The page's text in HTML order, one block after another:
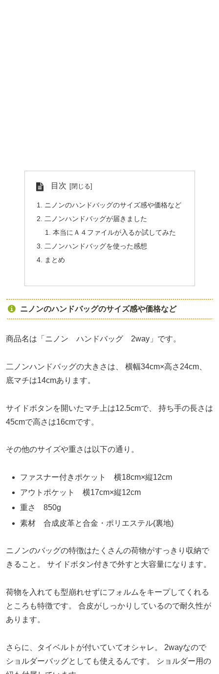
目次
ニノンのハンドバッグのサイズ感や価格など
二ノンハンドバッグが届きました
本当にＡ４ファイルが入るか試してみた
二ノンハンドバッグを使った感想
まとめ
ニノンのハンドバッグのサイズ感や価格など
商品名は「ニノン ハンドバッグ 2way」です。
二ノンハンドバッグの大きさは、
横幅34cm×高さ24cm、
底マチは14cmあります。
サイドボタンを開いたマチ上は12.5cmで、
持ち手の長さは
45cmで高さは16cmです。
その他のサイズや重さは以下の通り。
ファスナー付きポケット 横18cm×縦12cm
アウトポケット 横17cm×縦12cm
重さ 850g
素材 合成皮革と合金・ポリエステル(裏地)
ニノンのバッグの特徴はたくさんの荷物がすっきり収納で
きること。
サイドボタン付きで外すと大容量になります。
荷物を入れても型崩れせずにフォルムをキープしてくれる
ところも特徴です。
合皮がしっかりしているので耐久性が
あります。
さらに、タイベルトが付いていてオシャレ。
2wayなので
ショルダーバッグとしても使えるんです。
ショルダー用の